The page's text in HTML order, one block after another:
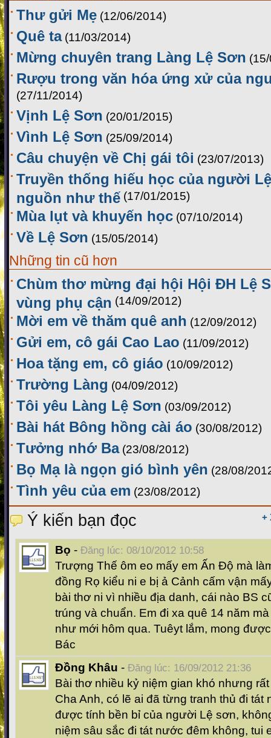
Thư gửi Mẹ (12/06/2014)
Quê ta (11/03/2014)
Mừng chuyên trang Làng Lệ Sơn
Rượu trong văn hóa ứng xử của
(27/11/2014)
Vịnh Lệ Sơn (20/01/2015)
Vình Lệ Sơn (25/09/2014)
Câu chuyện về Chị gái tôi (23/07/2013)
Truyền thống hiếu học của người
nguồn như thế (17/01/2015)
Mùa lụt và khuyến học (07/10/2014)
Về Lệ Sơn (15/05/2014)
Những tin cũ hơn
Chùm thơ mừng đại hội Hội ĐH Lệ
vùng phụ cận (14/09/2012)
Mời em về thăm quê anh (12/09/2012)
Gửi em, cô gái Cao Lao (11/09/2012)
Hoa tặng em, cô giáo (10/09/2012)
Trường Làng (04/09/2012)
Tôi yêu Làng Lệ Sơn (03/09/2012)
Bài hát Bông hồng cài áo (30/08/2012)
Tưởng nhớ Ba (23/08/2012)
Bọ Mạ là ngọn gió bình yên (28/08/
Tình yêu của em (23/08/2012)
+
Ý kiến bạn đọc
Bọ - Đăng lúc: 08/10/2012 10:58
Trượng Thế ôm eo mấy em Ấn Độ mà
đồng Rọ kiểu ni e bị ả Cảnh cấm vận
bài thơ ni vì nhiều địa danh, cái nào BS
trúng và chuẩn. Em đi xa quê 14 năm
như mới hôm qua. Tuêyt lắm, mong
Bác
Đồng Khâu - Đăng lúc: 16/09/2012 21:36
Bài thơ nhiều kỷ niệm gian khó nhưng
Cha Anh, có lẽ ai đã từng tranh thủ đi tát
được tính bền bỉ của người Lệ sơn,
niệm sâu sắc đi tát nước đêm không, tui